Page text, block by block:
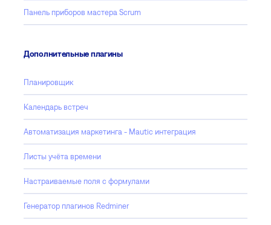
Панель приборов мастера Scrum
Дополнительные плагины
Планировщик
Календарь встреч
Автоматизация маркетинга - Mautic интеграция
Листы учёта времени
Настраиваемые поля с формулами
Генератор плагинов Redminer